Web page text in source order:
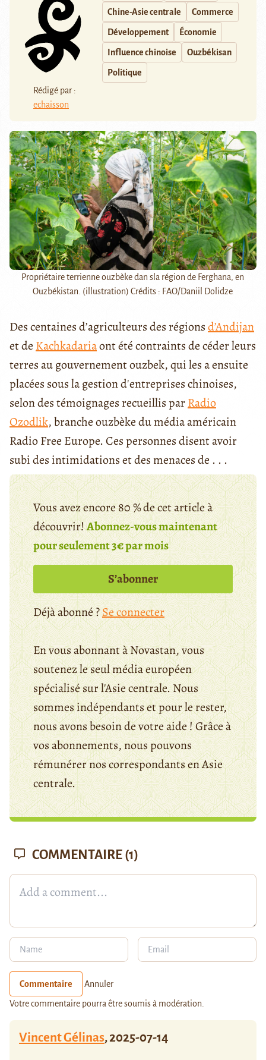
Rédigé par :
echaisson
Chine-Asie centrale Commerce
Développement Économie
Influence chinoise Ouzbékisan
Politique
Propriétaire terrienne ouzbèke dan sla région de Ferghana, en
Ouzbékistan. (illustration) Crédits : FAO/Daniil Dolidze
Des centaines d’agriculteurs des régionsd’Andijan
et de Kachkadariaont été contraints de céder leurs
terres au gouvernement ouzbek, qui les a ensuite
placées sous la gestion d'entreprises chinoises,
selon des témoignages recueillis parRadio
Ozodlik, branche ouzbèke du média américain
Radio Free Europe. Ces personnes disent avoir
subi des intimidations et des menaces de . . .
Vous avez encore 80 % de cet article à
découvrir!Abonnez-vous maintenant
pour seulement 3€ par mois
S’abonner
Déjà abonné ?Se connecter
En vous abonnant à Novastan, vous
soutenez le seul média européen
spécialisé sur l'Asie centrale. Nous
sommes indépendants et pour le rester,
nous avons besoin de votre aide ! Grâce à
vos abonnements, nous pouvons
rémunérer nos correspondants en Asie
centrale.
COMMENTAIRE (1)
Commentaire Annuler
Votre commentaire pourra être soumis à modération.
Vincent Gélinas,2025-07-14